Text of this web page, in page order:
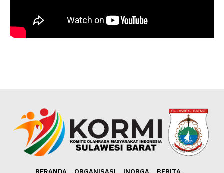
BERANDA ORGANISASI INORGA BERITA